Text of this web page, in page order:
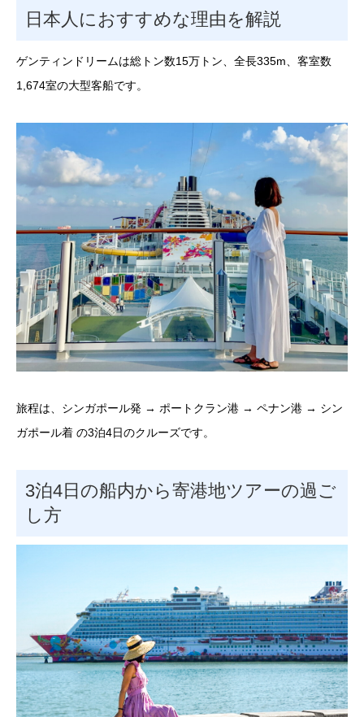
日本人におすすめな理由を解説
ゲンティンドリームは総トン数15万トン、全長335m、客室数
1,674室の大型客船です。
旅程は、シンガポール発 → ポートクラン港 → ペナン港 → シン
ガポール着 の3泊4日のクルーズです。
3泊4日の船内から寄港地ツアーの過ご
し方